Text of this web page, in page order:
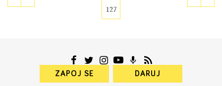
127
ZAPOJ SE DARUJ